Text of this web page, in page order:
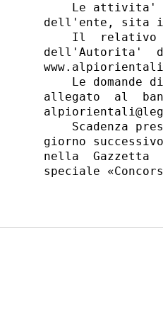
Le attivita'
dell'ente, sita
Il  relativo
dell'Autorita'
Le domande
allegato  al
Scadenza
giorno
nella
speciale